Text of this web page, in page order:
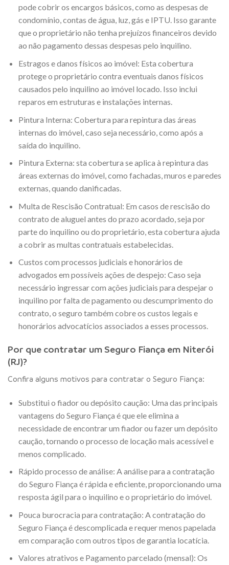
pode cobrir os encargos básicos, como as despesas de
condomínio, contas de água, luz, gás e IPTU. Isso garante
que o proprietário não tenha prejuízos financeiros devido
ao não pagamento dessas despesas pelo inquilino.
Estragos e danos físicos ao imóvel: Esta cobertura
protege o proprietário contra eventuais danos físicos
causados pelo inquilino ao imóvel locado. Isso inclui
reparos em estruturas e instalações internas.
Pintura Interna: Cobertura para repintura das áreas
internas do imóvel, caso seja necessário, como após a
saída do inquilino.
Pintura Externa: sta cobertura se aplica à repintura das
áreas externas do imóvel, como fachadas, muros e paredes
externas, quando danificadas.
Multa de Rescisão Contratual: Em casos de rescisão do
contrato de aluguel antes do prazo acordado, seja por
parte do inquilino ou do proprietário, esta cobertura ajuda
a cobrir as multas contratuais estabelecidas.
Custos com processos judiciais e honorários de
advogados em possíveis ações de despejo: Caso seja
necessário ingressar com ações judiciais para despejar o
inquilino por falta de pagamento ou descumprimento do
contrato, o seguro também cobre os custos legais e
honorários advocatícios associados a esses processos.
Por que contratar um Seguro Fiança em Niterói
(RJ)?
Confira alguns motivos para contratar o Seguro Fiança:
Substitui o fiador ou depósito caução: Uma das principais
vantagens do Seguro Fiança é que ele elimina a
necessidade de encontrar um fiador ou fazer um depósito
caução, tornando o processo de locação mais acessível e
menos complicado.
Rápido processo de análise: A análise para a contratação
do Seguro Fiança é rápida e eficiente, proporcionando uma
resposta ágil para o inquilino e o proprietário do imóvel.
Pouca burocracia para contratação: A contratação do
Seguro Fiança é descomplicada e requer menos papelada
em comparação com outros tipos de garantia locatícia.
Valores atrativos e Pagamento parcelado (mensal): Os